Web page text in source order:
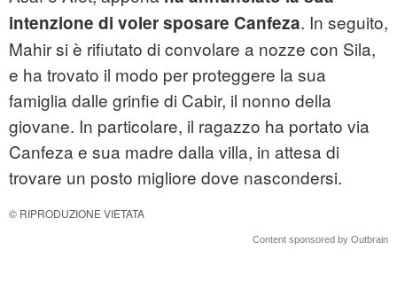
intenzione di voler sposare Canfeza. In seguito,
Mahir si è rifiutato di convolare a nozze con Sila,
e ha trovato il modo per proteggere la sua
famiglia dalle grinfie di Cabir, il nonno della
giovane. In particolare, il ragazzo ha portato via
Canfeza e sua madre dalla villa, in attesa di
trovare un posto migliore dove nascondersi.
© RIPRODUZIONE VIETATA
Content sponsored by Outbrain